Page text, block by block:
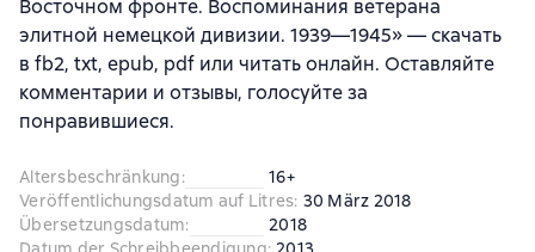
Восточном фронте. Воспоминания ветерана
элитной немецкой дивизии. 1939—1945» — скачать
в fb2, txt, epub, pdf или читать онлайн. Оставляйте
комментарии и отзывы, голосуйте за
понравившиеся.
Altersbeschränkung:
16+
Veröffentlichungsdatum auf Litres: 30 März 2018
Übersetzungsdatum:
2018